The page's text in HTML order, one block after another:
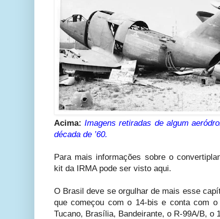
Acima: Imagens retiradas de algum
década de ’60.
Para mais informações sobre o
kit da IRMA pode ser visto aqui.
O Brasil deve se orgulhar de mais esse
que começou com o 14-bis e conta com o
Tucano, Brasília, Bandeirante, o R-99A/B, o